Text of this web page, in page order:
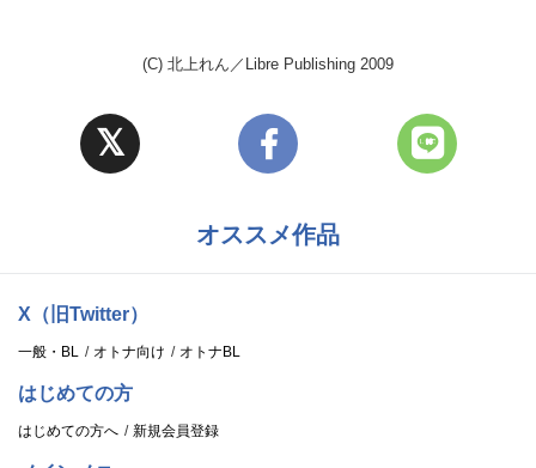
(C) 北上れん／Libre Publishing 2009
オススメ作品
X（旧Twitter）
一般・BL オトナ向け オトナBL
はじめての方
はじめての方へ 新規会員登録